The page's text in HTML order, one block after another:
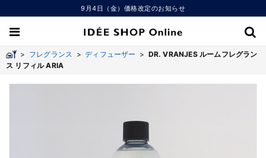
9月4日（金）価格改定のお知らせ
> フレグランス >ディフューザー > DR. VRANJES ルームフレグラン
ス リフィル ARIA